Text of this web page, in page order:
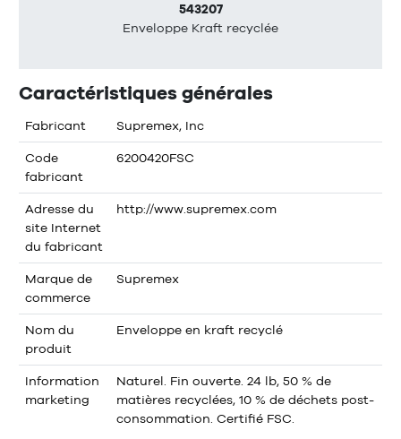
543207
Enveloppe Kraft recyclée
Caractéristiques générales
Fabricant Supremex, Inc
Code
fabricant
6200420FSC
Adresse du
site Internet
du fabricant
http://www.supremex.com
Marque de
commerce
Supremex
Nom du
produit
Enveloppe en kraft recyclé
Information
marketing
Naturel. Fin ouverte. 24 lb, 50 % de
matières recyclées, 10 % de déchets post-
consommation. Certifié FSC.